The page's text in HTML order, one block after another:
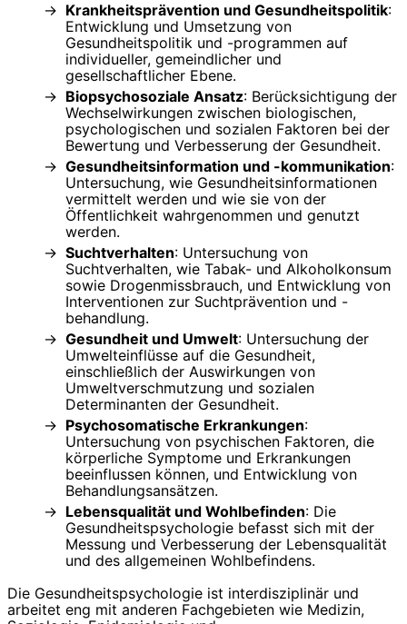
Krankheitsprävention und Gesundheitspolitik:
Entwicklung und Umsetzung von
Gesundheitspolitik und -programmen auf
individueller, gemeindlicher und
gesellschaftlicher Ebene.
Biopsychosoziale Ansatz: Berücksichtigung der
Wechselwirkungen zwischen biologischen,
psychologischen und sozialen Faktoren bei der
Bewertung und Verbesserung der Gesundheit.
Gesundheitsinformation und -kommunikation:
Untersuchung, wie Gesundheitsinformationen
vermittelt werden und wie sie von der
Öffentlichkeit wahrgenommen und genutzt
werden.
Suchtverhalten: Untersuchung von
Suchtverhalten, wie Tabak- und Alkoholkonsum
sowie Drogenmissbrauch, und Entwicklung von
Interventionen zur Suchtprävention und -
behandlung.
Gesundheit und Umwelt: Untersuchung der
Umwelteinflüsse auf die Gesundheit,
einschließlich der Auswirkungen von
Umweltverschmutzung und sozialen
Determinanten der Gesundheit.
Psychosomatische Erkrankungen:
Untersuchung von psychischen Faktoren, die
körperliche Symptome und Erkrankungen
beeinflussen können, und Entwicklung von
Behandlungsansätzen.
Lebensqualität und Wohlbefinden: Die
Gesundheitspsychologie befasst sich mit der
Messung und Verbesserung der Lebensqualität
und des allgemeinen Wohlbefindens.
Die Gesundheitspsychologie ist interdisziplinär und
arbeitet eng mit anderen Fachgebieten wie Medizin,